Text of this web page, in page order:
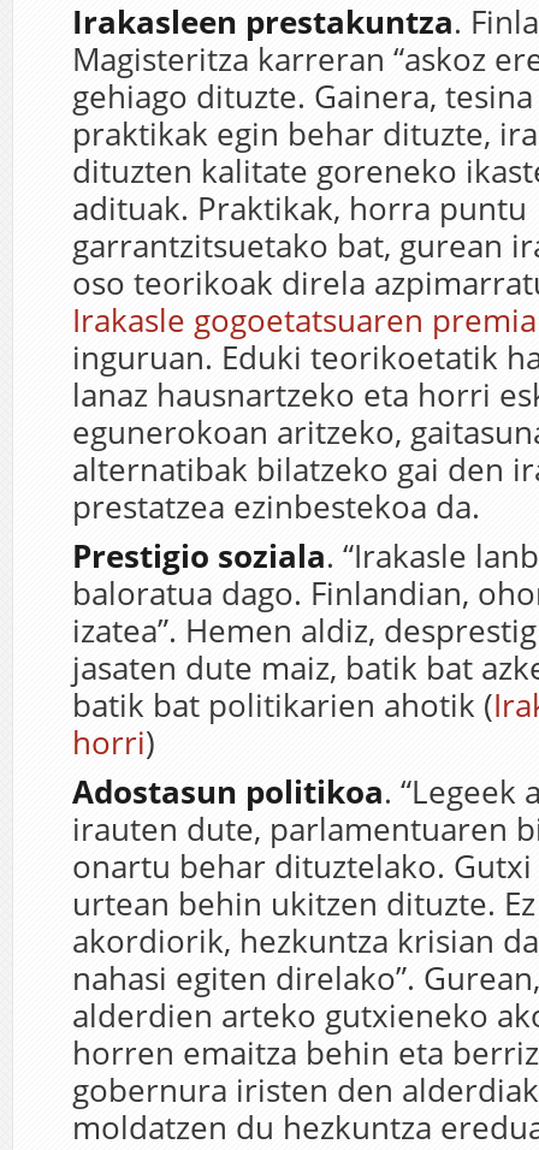
Irakasleen prestakuntza.
Magisteritza karreran “askoz
gehiago dituzte. Gainera,
praktikak egin behar dituzte,
dituzten kalitate goreneko
adituak. Praktikak, horra puntu
garrantzitsuetako bat, gurean
oso teorikoak direla
Irakasle gogoetatsuaren premia
inguruan. Eduki teorikoetatik
lanaz hausnartzeko eta horri
egunerokoan aritzeko,
alternatibak bilatzeko gai den
prestatzea ezinbestekoa da.
Prestigio soziala. “Irakasle
baloratua dago. Finlandian,
izatea”. Hemen aldiz,
jasaten dute maiz, batik bat
batik bat politikarien ahotik (
horri)
Adostasun politikoa. “Legeek
irauten dute, parlamentuaren
onartu behar dituztelako.
urtean behin ukitzen dituzte.
akordiorik, hezkuntza krisian
nahasi egiten direlako”.
alderdien arteko gutxieneko
horren emaitza behin eta
gobernura iristen den
moldatzen du hezkuntza